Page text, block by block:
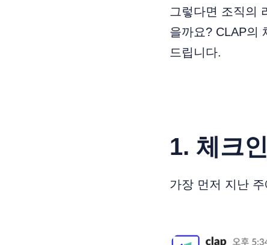
그렇다면 조직의
을까요? CLAP의
드립니다.
1. 체크
가장 먼저 지난